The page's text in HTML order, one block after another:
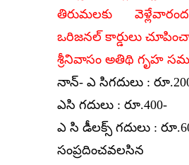
తిరుమలకు
ఒరిజనల్ కార్డులు
శ్రీనివాసం అతిథి గృహ
నాన్- ఎ సిగదులు :
ఎసి గదులు : రూ.400-
ఎ సి డీలక్స్ గదులు :